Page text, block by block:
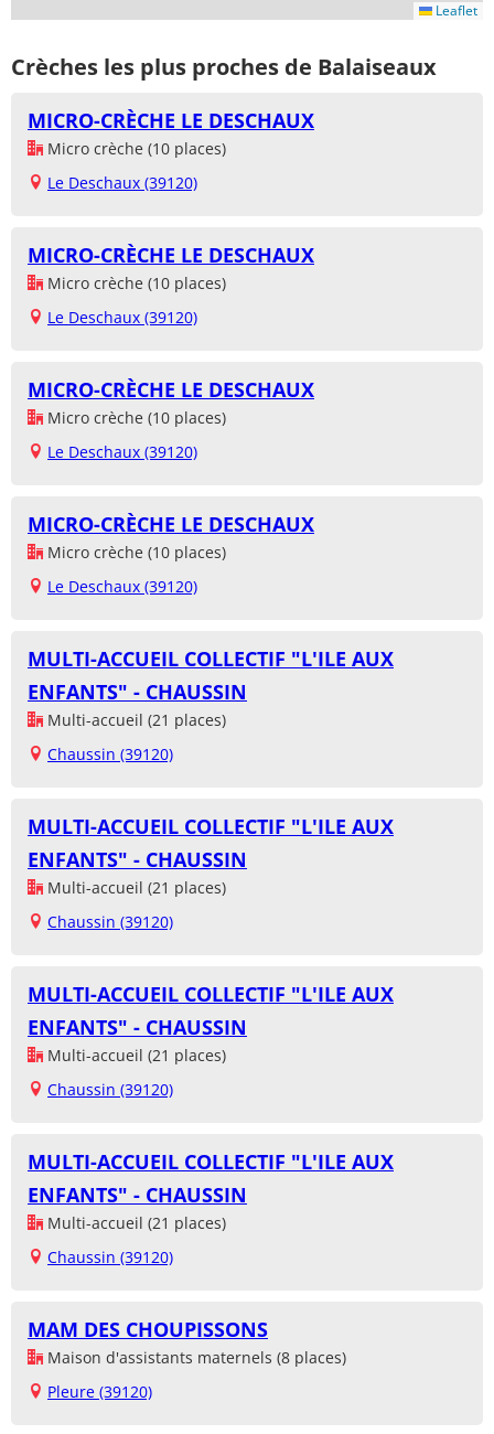
Leaflet
Crèches les plus proches de Balaiseaux
MICRO-CRÈCHE LE DESCHAUX
Micro crèche (10 places)
Le Deschaux (39120)
MICRO-CRÈCHE LE DESCHAUX
Micro crèche (10 places)
Le Deschaux (39120)
MICRO-CRÈCHE LE DESCHAUX
Micro crèche (10 places)
Le Deschaux (39120)
MICRO-CRÈCHE LE DESCHAUX
Micro crèche (10 places)
Le Deschaux (39120)
MULTI-ACCUEIL COLLECTIF "L'ILE AUX
ENFANTS" - CHAUSSIN
Multi-accueil (21 places)
Chaussin (39120)
MULTI-ACCUEIL COLLECTIF "L'ILE AUX
ENFANTS" - CHAUSSIN
Multi-accueil (21 places)
Chaussin (39120)
MULTI-ACCUEIL COLLECTIF "L'ILE AUX
ENFANTS" - CHAUSSIN
Multi-accueil (21 places)
Chaussin (39120)
MULTI-ACCUEIL COLLECTIF "L'ILE AUX
ENFANTS" - CHAUSSIN
Multi-accueil (21 places)
Chaussin (39120)
MAM DES CHOUPISSONS
Maison d'assistants maternels (8 places)
Pleure (39120)